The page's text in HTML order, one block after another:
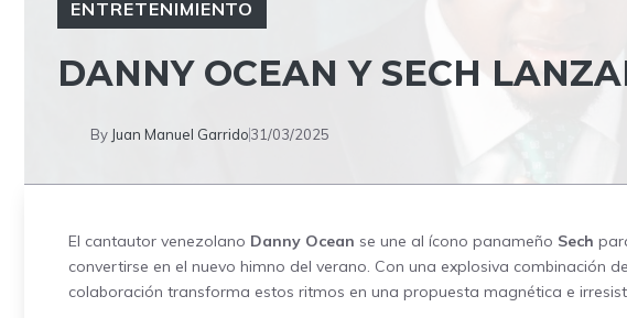
ENTRETENIMIENTO
DANNY OCEAN Y SECH
By Juan Manuel Garrido31/03/2025
El cantautor venezolano Danny Ocean se une al ícono panameño Sech
convertirse en el nuevo himno del verano. Con una explosiva combinación
colaboración transforma estos ritmos en una propuesta magnética e